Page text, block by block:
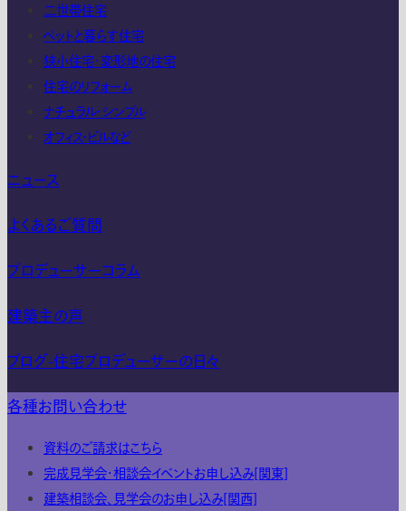
二世帯住宅
ペットと暮らす住宅
狭小住宅・変形地の住宅
住宅のリフォーム
ナチュラル・シンプル
オフィス・ビルなど
ニュース
よくあるご質問
プロデューサーコラム
建築主の声
ブログ-住宅プロデューサーの日々
各種お問い合わせ
資料のご請求はこちら
完成見学会・相談会イベントお申し込み[関東]
建築相談会、見学会のお申し込み[関西]